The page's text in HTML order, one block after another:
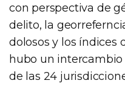
con perspectiva de
delito, la
dolosos y los índices
hubo un
de las 24